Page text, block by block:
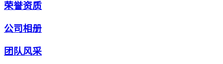
荣誉资质
公司相册
团队风采